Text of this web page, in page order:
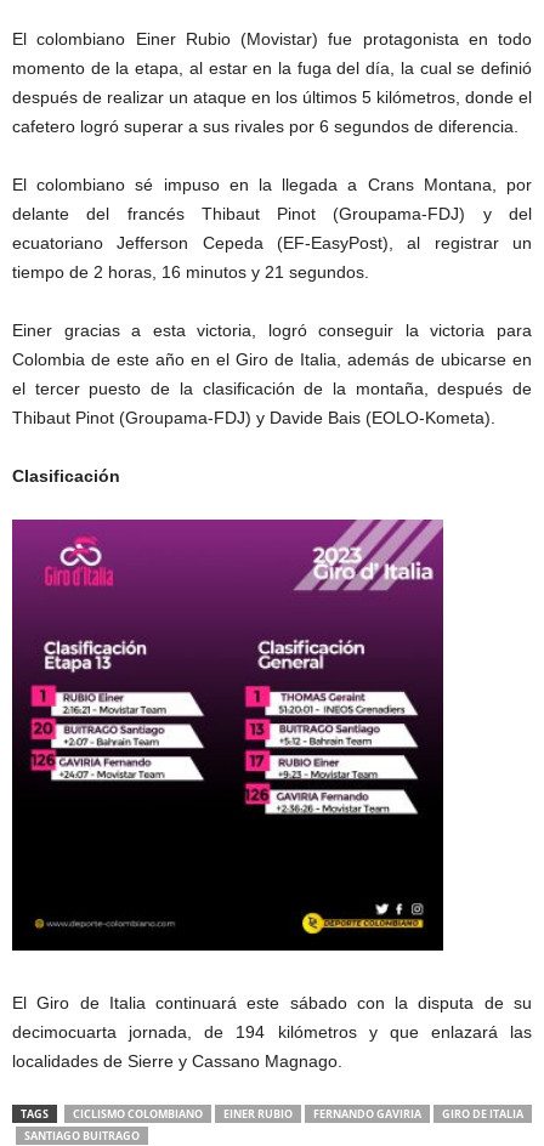
El colombiano Einer Rubio (Movistar) fue protagonista en todo
momento de la etapa, al estar en la fuga del día, la cual se definió
después de realizar un ataque en los últimos 5 kilómetros, donde el
cafetero logró superar a sus rivales por 6 segundos de diferencia.
El colombiano sé impuso en la llegada a Crans Montana, por
delante del francés Thibaut Pinot (Groupama-FDJ) y del
ecuatoriano Jefferson Cepeda (EF-EasyPost), al registrar un
tiempo de 2 horas, 16 minutos y 21 segundos.
Einer gracias a esta victoria, logró conseguir la victoria para
Colombia de este año en el Giro de Italia, además de ubicarse en
el tercer puesto de la clasificación de la montaña, después de
Thibaut Pinot (Groupama-FDJ) y Davide Bais (EOLO-Kometa).
Clasificación
El Giro de Italia continuará este sábado con la disputa de su
decimocuarta jornada, de 194 kilómetros y que enlazará las
localidades de Sierre y Cassano Magnago.
TAGS CICLISMO COLOMBIANO EINER RUBIO FERNANDO GAVIRIA
GIRO DE ITALIA
SANTIAGO BUITRAGO